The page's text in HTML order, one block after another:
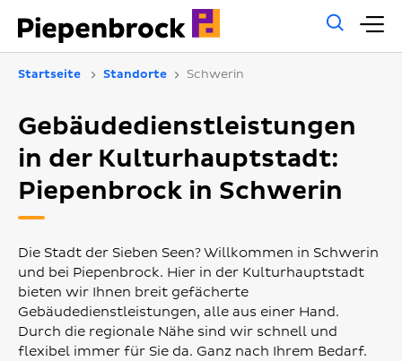
Startseite Standorte Schwerin
Gebäudedienstleistungen
in der Kulturhauptstadt:
Piepenbrock in Schwerin
Die Stadt der Sieben Seen? Willkommen in Schwerin
und bei Piepenbrock. Hier in der Kulturhauptstadt
bieten wir Ihnen breit gefächerte
Gebäudedienstleistungen, alle aus einer Hand.
Durch die regionale Nähe sind wir schnell und
flexibel immer für Sie da. Ganz nach Ihrem Bedarf.